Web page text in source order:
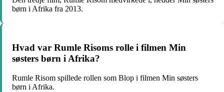
børn i Afrika fra 2013.
Hvad var Rumle Risoms rolle i filmen Min
søsters børn i Afrika?
Rumle Risom spillede rollen som Blop i filmen Min søsters
børn i Afrika.